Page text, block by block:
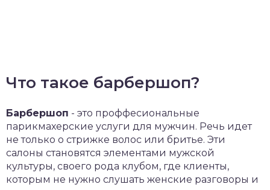
Что такое барбершоп?
Барбершоп - это проффесиональные
парикмахерские услуги для мужчин. Речь идет
не только о стрижке волос или бритье. Эти
салоны становятся элементами мужской
культуры, своего рода клубом, где клиенты,
которым не нужно слушать женские разговоры и